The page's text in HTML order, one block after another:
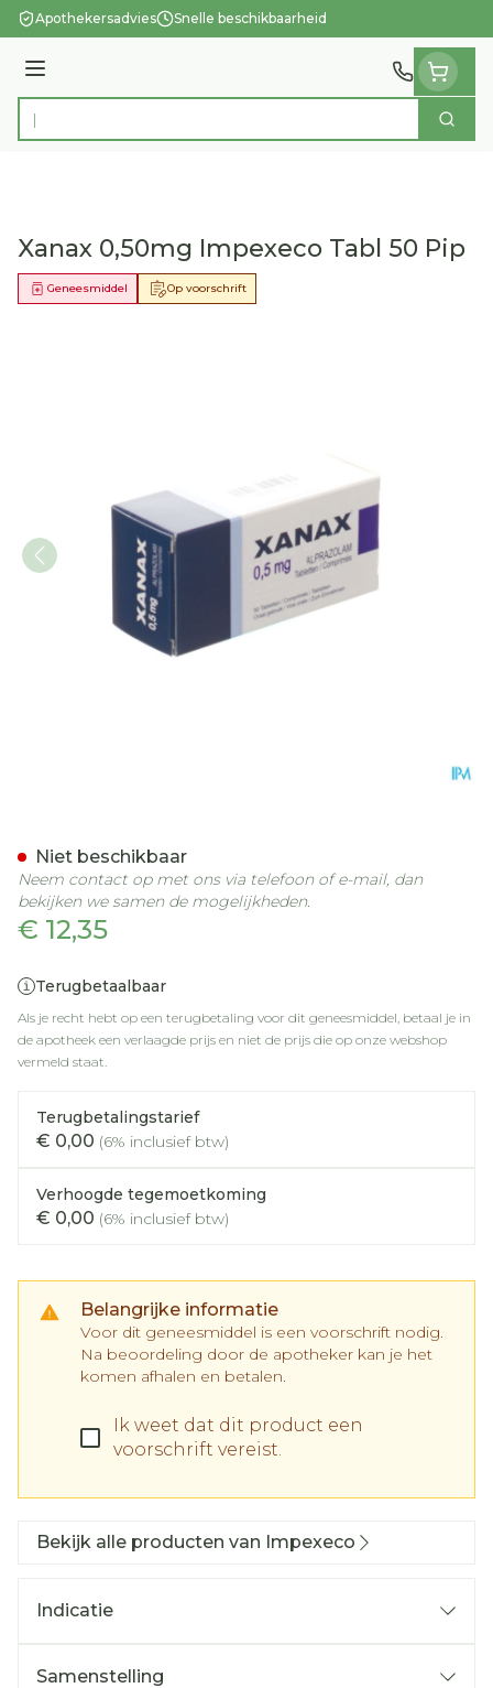
Ga naar de inhoud
Apothekersadvies Snelle beschikbaarheid
Menu
Product, merk, categorie... Zoek
Xanax 0,50mg Impexeco Tabl 50 Pip
Op voorschrift
Geneesmiddel
€ 12,35
Terugbetaalbaar
Als je recht hebt op een terugbetaling voor dit geneesmiddel, betaal je in
de apotheek een verlaagde prijs en niet de prijs die op onze webshop
vermeld staat.
Terugbetalingstarief
€ 0,00 (6% inclusief btw)
Verhoogde tegemoetkoming
€ 0,00 (6% inclusief btw)
Belangrijke informatie
Voor dit geneesmiddel is een voorschrift nodig.
Na beoordeling door de apotheker kan je het
komen afhalen en betalen.
Ik weet dat dit product een
voorschrift vereist.
Niet beschikbaar
Neem contact op met ons via telefoon of e-mail, dan
bekijken we samen de mogelijkheden.
Bekijk alle producten van Impexeco
Indicatie
Samenstelling